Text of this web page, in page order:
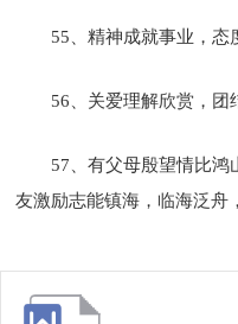
55、精神成就事业，态
56、关爱理解欣赏，团
57、有父母殷望情比
友激励志能镇海，临海泛舟